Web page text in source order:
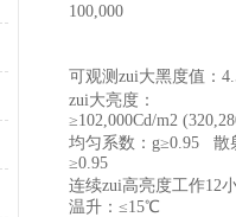
100,000
可观测zui大黑度值：
zui大亮度：
≥102,000Cd/m2
均匀系数：g≥0.95 散
≥0.95
连续zui高亮度工作12
温升：≤15℃